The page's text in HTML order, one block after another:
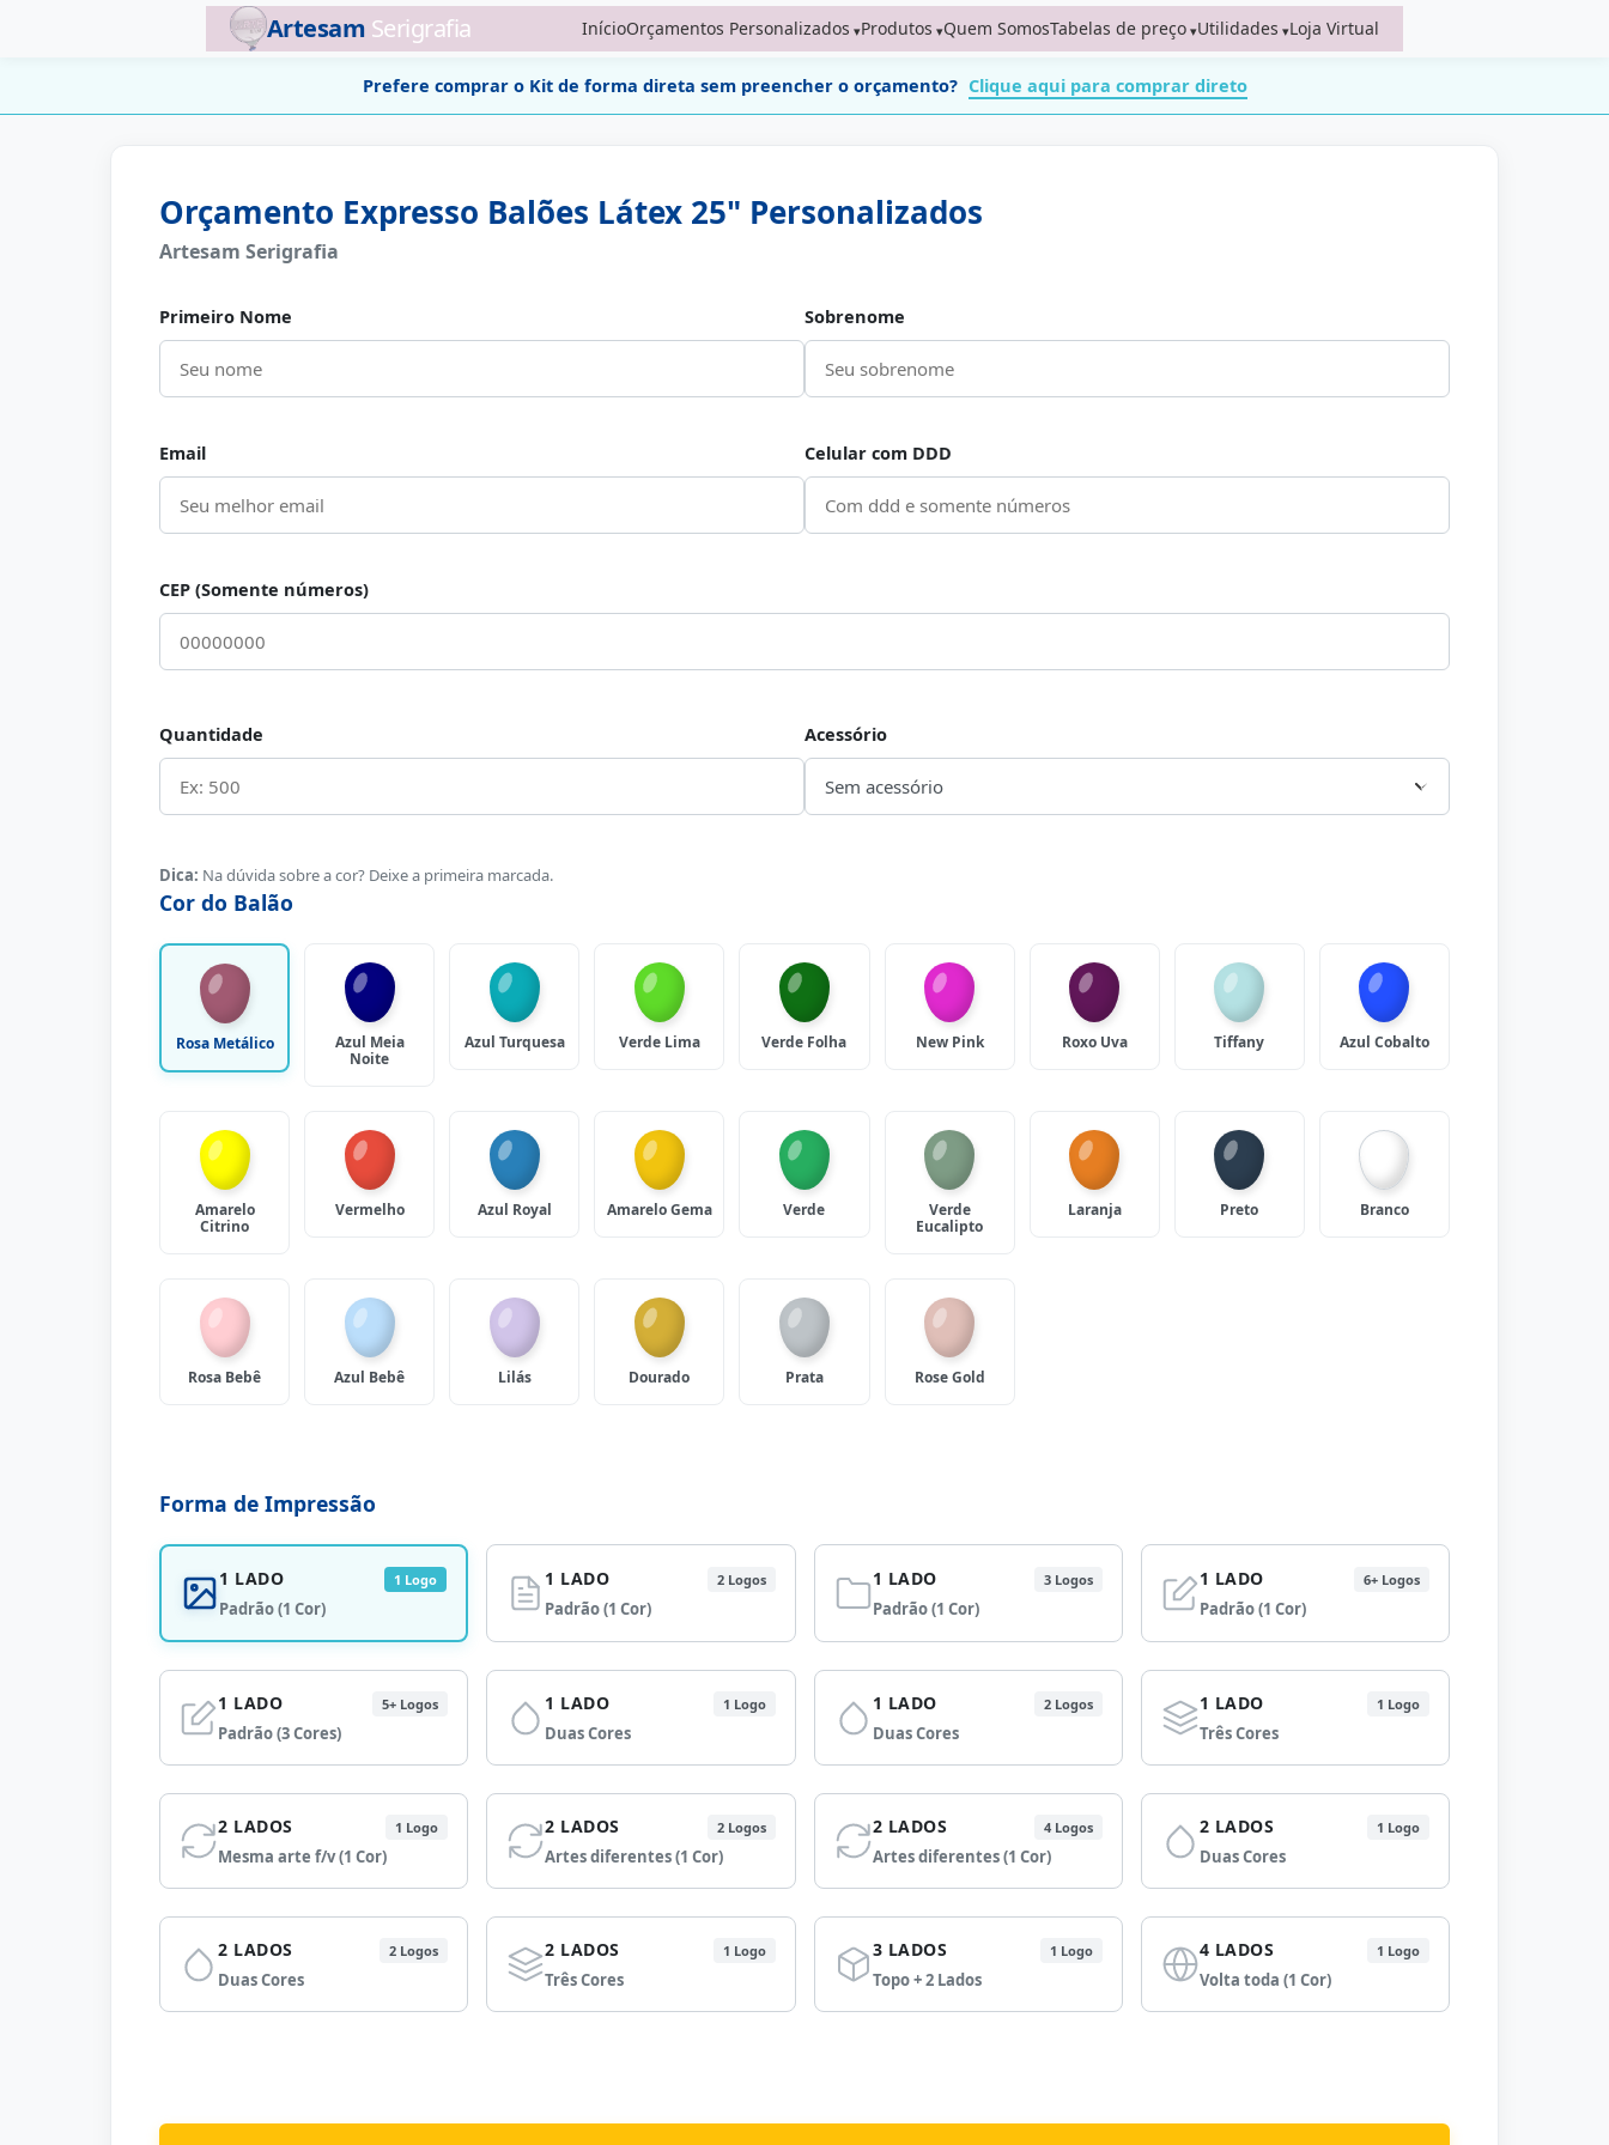
Artesam Serigrafia InícioOrçamentos Personalizados Produtos Quem SomosTabelas de preço Utilidades Loja Virtual
Prefere comprar o Kit de forma direta sem preencher o orçamento? Clique aqui para comprar direto
Orçamento Expresso Balões Látex 25" Personalizados
Artesam Serigrafia
Primeiro Nome Sobrenome
Email Celular com DDD
CEP (Somente números)
Quantidade Acessório
Dica: Na dúvida sobre a cor? Deixe a primeira marcada.
Cor do Balão
Rosa Metálico
Azul Meia
Noite
Azul Turquesa Verde Lima Verde Folha New Pink Roxo Uva Tiffany Azul Cobalto
Amarelo
Citrino
Vermelho Azul Royal Amarelo Gema Verde
Verde
Eucalipto
Laranja Preto Branco
Rosa Bebê Azul Bebê Lilás Dourado Prata Rose Gold
Forma de Impressão
1 LADO 1 Logo
Padrão (1 Cor)
1 LADO 2 Logos
Padrão (1 Cor)
1 LADO 3 Logos
Padrão (1 Cor)
1 LADO 6+ Logos
Padrão (1 Cor)
1 LADO 5+ Logos
Padrão (3 Cores)
1 LADO 1 Logo
Duas Cores
1 LADO 2 Logos
Duas Cores
1 LADO 1 Logo
Três Cores
2 LADOS 1 Logo
Mesma arte f/v (1 Cor)
2 LADOS 2 Logos
Artes diferentes (1 Cor)
2 LADOS 4 Logos
Artes diferentes (1 Cor)
2 LADOS 1 Logo
Duas Cores
2 LADOS 2 Logos
Duas Cores
2 LADOS 1 Logo
Três Cores
3 LADOS 1 Logo
Topo + 2 Lados
4 LADOS 1 Logo
Volta toda (1 Cor)